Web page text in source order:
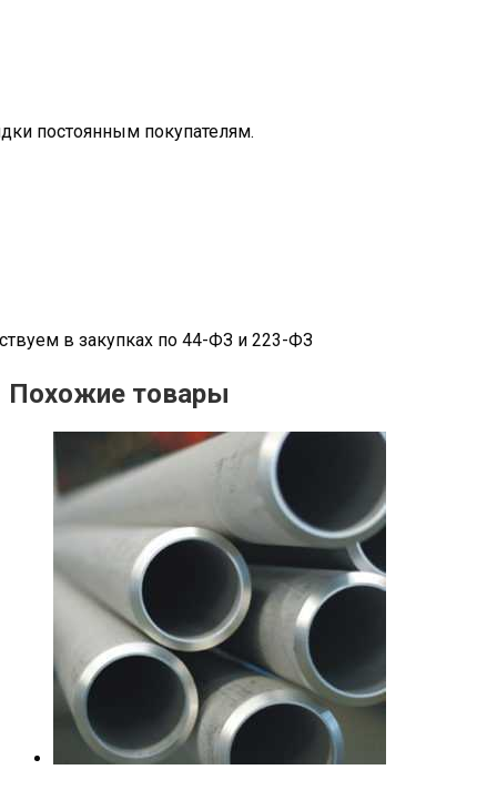
постоянным покупателям.
в закупках по 44-ФЗ и 223-ФЗ
Похожие товары